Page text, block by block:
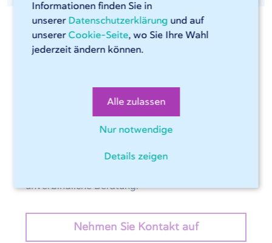
Informationen finden Sie in
unserer Datenschutzerklärung und auf
unserer Cookie-Seite, wo Sie Ihre Wahl
jederzeit ändern können.
Alle zulassen
Nur notwendige
Details zeigen
Wir helfen Ihnen gerne!
Möchten Sie mehr über das Laserschneiden oder
Abkanten von Produkten bei 247TailorSteel
unverbindliche Beratung.
Nehmen Sie Kontakt auf